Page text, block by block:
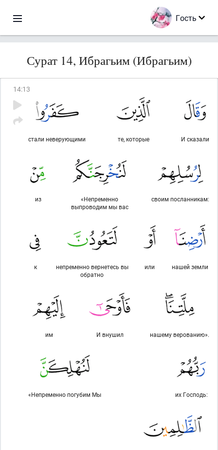
Гость
Сурат 14, Ибрагьим (Ибрагьим)
14:13
И сказали
те, которые
стали неверующими
своим посланникам:
«Непременно
выпроводим мы вас
из
нашей земли
или
непременно вернетесь вы
обратно
к
нашему верованию».
И внушил
им
их Господь:
«Непременно погу­бим Мы